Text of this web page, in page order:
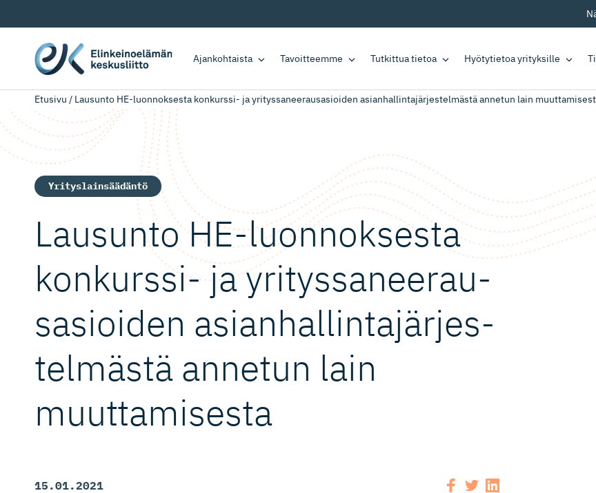
Ajankohtaista Tavoitteemme Tutkittua tietoa Hyötytietoa yrityksille
Etusivu / Lausunto HE-luonnoksesta konkurssi- ja yrityssaneerausasioiden asianhallintajärjestelmästä annetun lain
Yrityslainsäädäntö
Lausunto HE-luonnoksesta
konkurssi- ja yrityssanee­rau­
sa­sioiden asianhallin­ta­jär­jes­
telmästä annetun lain
muuttamisesta
15.01.2021